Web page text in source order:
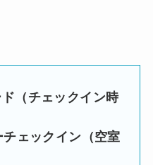
（チェックイン時
ェックイン（空室